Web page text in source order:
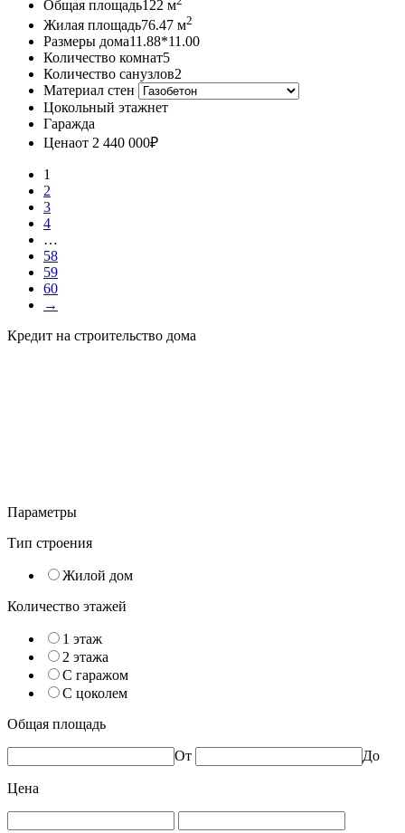
Общая площадь122 м
Жилая площадь76.47 м2
Размеры дома11.88*11.00
Количество комнат5
Количество санузлов2
Материал стен
Цокольный этажнет
Гаражда
Ценаот 2 440 000₽
1
2
3
4
…
58
59
60
→
Кредит на строительство дома
Параметры
Тип строения
Жилой дом
Количество этажей
1 этаж
2 этажа
С гаражом
С цоколем
Общая площадь
От До
Цена